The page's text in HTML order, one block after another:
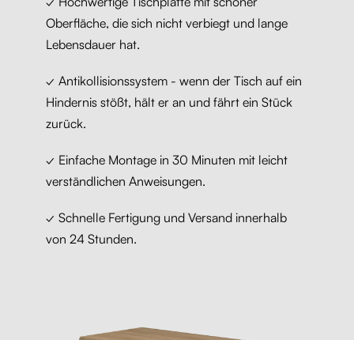
Oberfläche, die sich nicht verbiegt und lange
Lebensdauer hat.
✓ Antikollisionssystem - wenn der Tisch auf ein
Hindernis stößt, hält er an und fährt ein Stück
zurück.
✓ Einfache Montage in 30 Minuten mit leicht
verständlichen Anweisungen.
✓ Schnelle Fertigung und Versand innerhalb
von 24 Stunden.